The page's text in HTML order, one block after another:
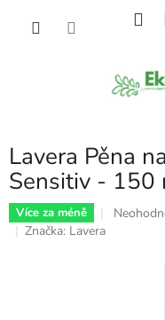
Lavera Pěna
Sensitiv - 150
Více za méně
Značka: Lavera